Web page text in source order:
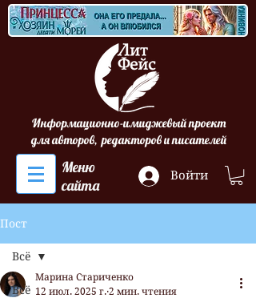
Информационно-имиджевый проект
для авторов, редакторов и писателей
Меню
сайта
Войти
Пост
Всё
Всё
Марина Стариченко
12 июл. 2025 г. 2 мин. чтения